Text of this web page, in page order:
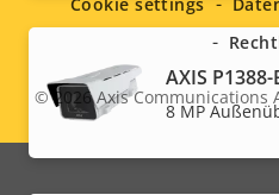
AXIS
8 MP
Legal
menu
© 2026Axis Communications